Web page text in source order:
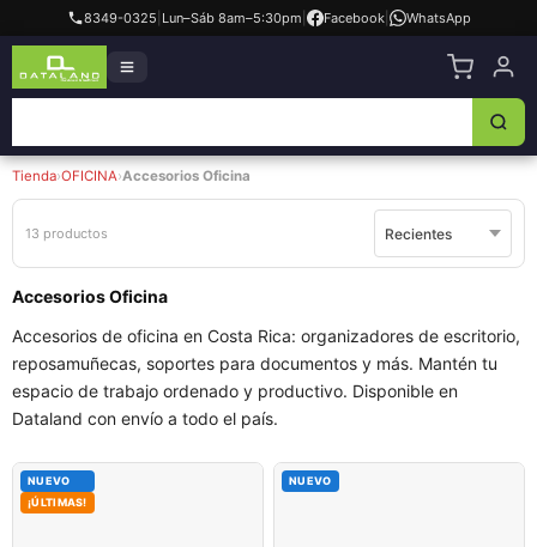
8349-0325 Lun–Sáb 8am–5:30pm Facebook| WhatsApp
Tienda›OFICINA›Accesorios Oficina
13 productos
Accesorios Oficina
Accesorios de oficina en Costa Rica: organizadores de escritorio,
reposamuñecas, soportes para documentos y más. Mantén tu
espacio de trabajo ordenado y productivo. Disponible en
Dataland con envío a todo el país.
NUEVO
¡ÚLTIMAS!
NUEVO